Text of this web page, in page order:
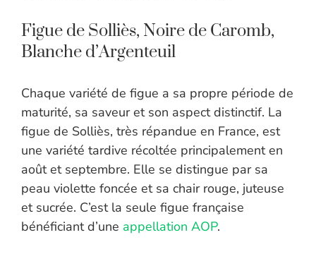
Figue de Solliès, Noire de Caromb,
Blanche d’Argenteuil
Chaque variété de figue a sa propre période de
maturité, sa saveur et son aspect distinctif. La
figue de Solliès, très répandue en France, est
une variété tardive récoltée principalement en
août et septembre. Elle se distingue par sa
peau violette foncée et sa chair rouge, juteuse
et sucrée. C’est la seule figue française
bénéficiant d’une appellation AOP.